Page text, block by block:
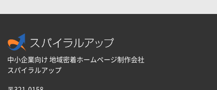
中小企業向け 地域密着ホームページ制作会社
スパイラルアップ